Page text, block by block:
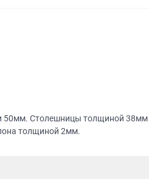
50мм. Столешницы толщиной 38мм
толщиной 2мм.